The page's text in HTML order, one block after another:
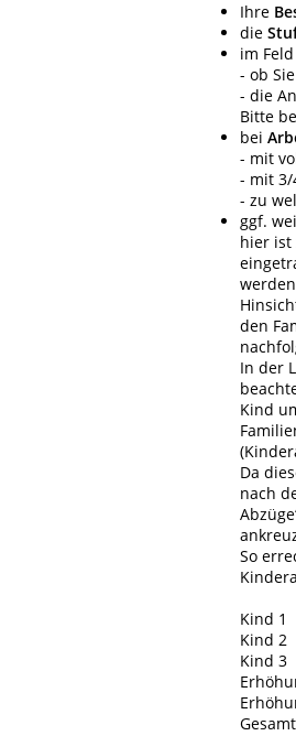
Ihre
die
im Feld
- ob
- die
Bitte
bei
- mit
- mit 3/
- zu
ggf.
hier ist
den
In der
Kind
Da
nach
So
Kind 1
Kind 2
Kind 3
Gesamt